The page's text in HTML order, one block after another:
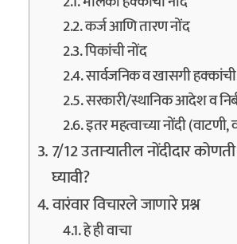
कर्ज आणि तारण नोंद
पिकांची नोंद
सार्वजनिक व खासगी
सरकारी/स्थानिक आदेश व
इतर महत्वाच्या नोंदी (वाटणी,
7/12 उताऱ्यातील नोंदीदार
घ्यावी?
वारंवार विचारले जाणारे प्रश्न
हे ही वाचा